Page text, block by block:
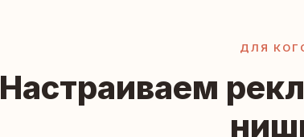
ДЛЯ
Настраиваем